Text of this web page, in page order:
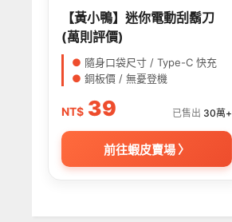
【黃小鴨】迷你電動刮鬍刀
(萬則評價)
● 隨身口袋尺寸 / Type-C 快充
● 銅板價 / 無憂登機
NT$ 39 已售出 30萬+
前往蝦皮賣場 〉